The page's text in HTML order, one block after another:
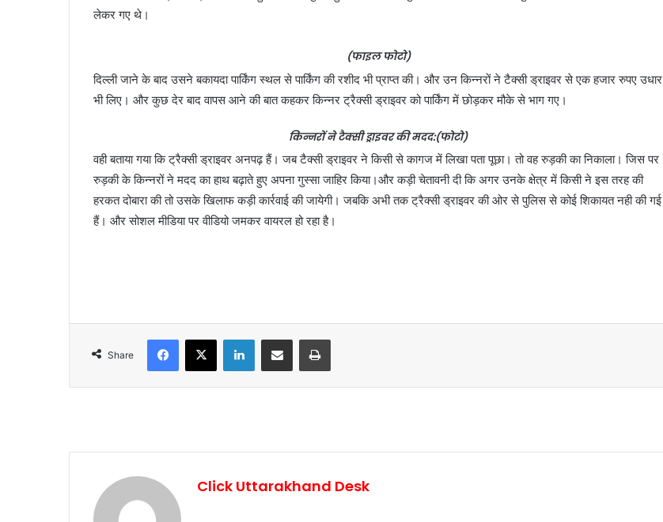
लेकर गए थे।
(फाइल फोटो)
दिल्ली जाने के बाद उसने बकायदा पार्किंग स्थल से पार्किंग की रशीद भी प्राप्त की। और उन किन्नरों ने टैक्सी ड्राइवर से एक हजार रुपए उधार
भी लिए। और कुछ देर बाद वापस आने की बात कहकर किन्नर ट्रैक्सी ड्राइवर को पार्किंग में छोड़कर मौके से भाग गए।
किन्नरों ने टैक्सी ड्राइवर की मदद:(फोटो)
वही बताया गया कि ट्रैक्सी ड्राइवर अनपढ़ हैं। जब टैक्सी ड्राइवर ने किसी से कागज में लिखा पता पूछा। तो वह रुड़की का निकाला। जिस पर
रुड़की के किन्नरों ने मदद का हाथ बढ़ाते हुए अपना गुस्सा जाहिर किया।और कड़ी चेतावनी दी कि अगर उनके क्षेत्र में किसी ने इस तरह की
हरकत दोबारा की तो उसके खिलाफ कड़ी कार्रवाई की जायेगी। जबकि अभी तक ट्रैक्सी ड्राइवर की ओर से पुलिस से कोई शिकायत नही की गई
हैं। और सोशल मीडिया पर वीडियो जमकर वायरल हो रहा है।
Share
Click Uttarakhand Desk